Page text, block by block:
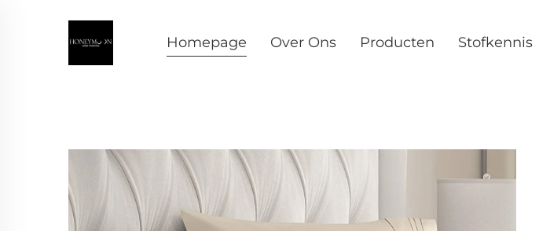
Homepage Over Ons Producten Stofkennis